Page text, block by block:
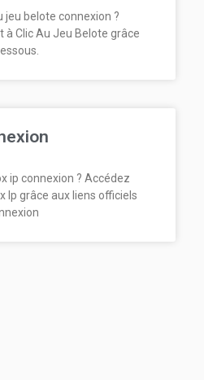
jeu belote connexion ?
Clic Au Jeu Belote grâce
ip connexion ? Accédez
Ip grâce aux liens officiels